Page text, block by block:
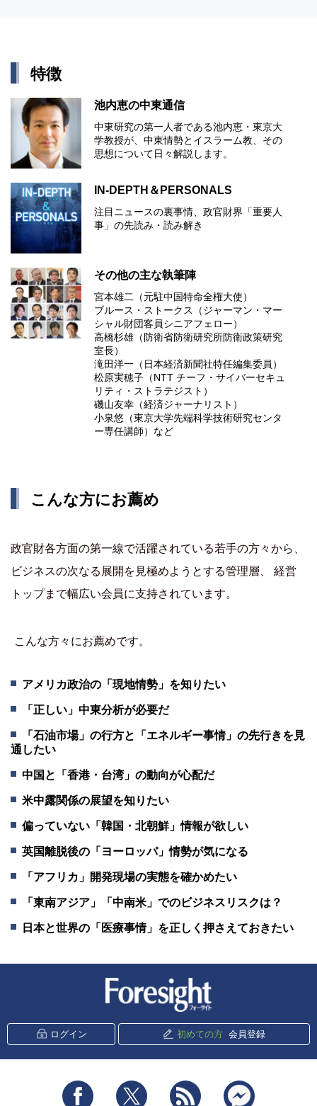
特徴
池内恵の中東通信
中東研究の第⼀⼈者である池内恵・東京⼤
学教授が、中東情勢とイスラーム教、その
思想について⽇々解説します。
IN-DEPTH＆PERSONALS
注目ニュースの裏事情、政官財界「重要人
事」の先読み・読み解き
その他の主な執筆陣
宮本雄二（元駐中国特命全権大使）
ブルース・ストークス（ジャーマン・マー
シャル財団客員シニアフェロー）
高橋杉雄（防衛省防衛研究所防衛政策研究
室長）
滝田洋一（日本経済新聞社特任編集委員）
松原実穂子（NTT チーフ・サイバーセキュ
リティ・ストラテジスト）
磯山友幸（経済ジャーナリスト）
小泉悠（東京大学先端科学技術研究センタ
ー専任講師）など
こんな方にお薦め
政官財各方面の第一線で活躍されている若手の方々から、
ビジネスの次なる展開を見極めようとする管理層、 経営
トップまで幅広い会員に支持されています。
こんな方々にお薦めです。
アメリカ政治の「現地情勢」を知りたい
「正しい」中東分析が必要だ
「石油市場」の行方と「エネルギー事情」の先行きを見
通したい
中国と「香港・台湾」の動向が心配だ
米中露関係の展望を知りたい
偏っていない「韓国・北朝鮮」情報が欲しい
英国離脱後の「ヨーロッパ」情勢が気になる
「アフリカ」開発現場の実態を確かめたい
「東南アジア」「中南米」でのビジネスリスクは？
日本と世界の「医療事情」を正しく押さえておきたい
ログイン 初めての方 会員登録
Facebook Twitter RSS